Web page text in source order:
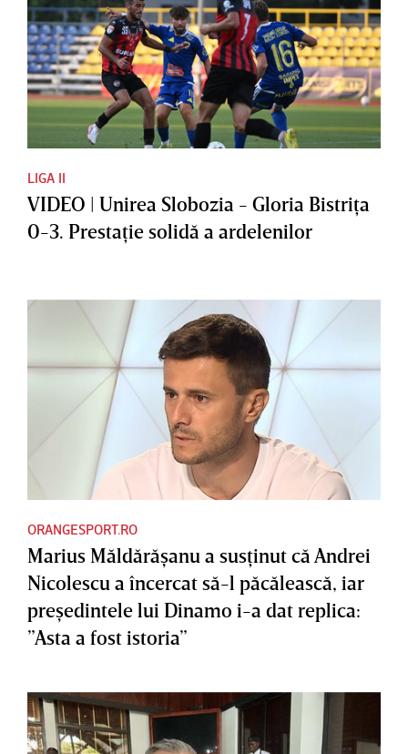
LIGA II
VIDEO | Unirea Slobozia - Gloria Bistriţa
0-3. Prestaţie solidă a ardelenilor
ORANGESPORT.RO
Marius Măldărăşanu a susţinut că Andrei
Nicolescu a încercat să-l păcălească, iar
preşedintele lui Dinamo i-a dat replica:
”Asta a fost istoria”